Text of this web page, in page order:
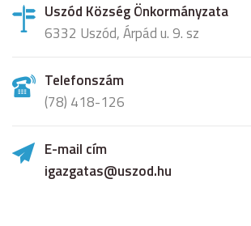
Uszód Község Önkormányzata
6332 Uszód, Árpád u. 9. sz
Telefonszám
(78) 418-126
E-mail cím
igazgatas@uszod.hu